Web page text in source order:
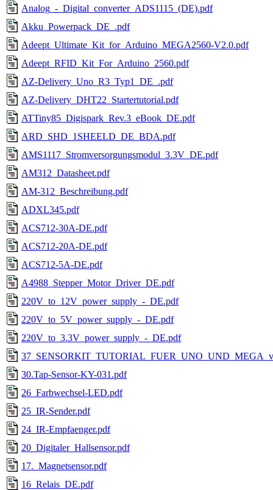
Analog_-_Digital_converter_ADS1115_(DE).pdf
Akku_Powerpack_DE_.pdf
Adeept_Ultimate_Kit_for_Arduino_MEGA2560-V2.0.pdf
Adeept_RFID_Kit_For_Arduino_2560.pdf
AZ-Delivery_Uno_R3_Typ1_DE_.pdf
AZ-Delivery_DHT22_Startertutorial.pdf
ATTiny85_Digispark_Rev.3_eBook_DE.pdf
ARD_SHD_1SHEELD_DE_BDA.pdf
AMS1117_Stromversorgungsmodul_3.3V_DE.pdf
AM312_Datasheet.pdf
AM-312_Beschreibung.pdf
ADXL345.pdf
ACS712-30A-DE.pdf
ACS712-20A-DE.pdf
ACS712-5A-DE.pdf
A4988_Stepper_Motor_Driver_DE.pdf
220V_to_12V_power_supply_-_DE.pdf
220V_to_5V_power_supply_-_DE.pdf
220V_to_3.3V_power_supply_-_DE.pdf
30.Tap-Sensor-KY-031.pdf
26_Farbwechsel-LED.pdf
25_IR-Sender.pdf
24_IR-Empfaenger.pdf
20_Digitaler_Hallsensor.pdf
17._Magnetsensor.pdf
16_Relais_DE.pdf